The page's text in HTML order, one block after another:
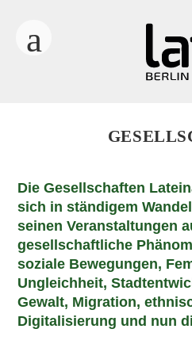
Die Gesellschaften
sich in ständigem
seinen Veranstaltungen
gesellschaftliche
soziale Bewegungen,
Ungleichheit,
Gewalt, Migration,
Digitalisierung und nun